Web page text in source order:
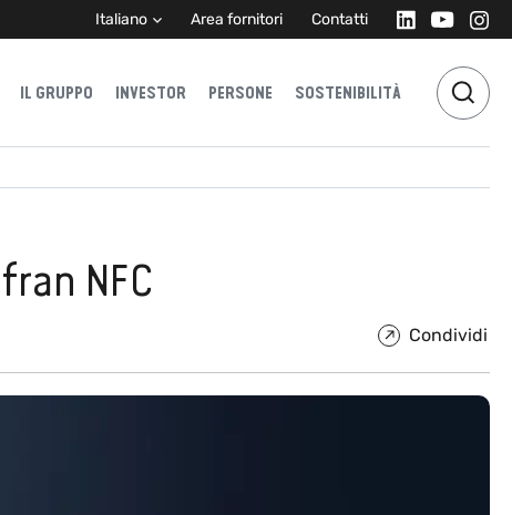
Italiano Area fornitori Contatti
IL GRUPPO INVESTOR PERSONE SOSTENIBILITÀ
NFC
Condividi